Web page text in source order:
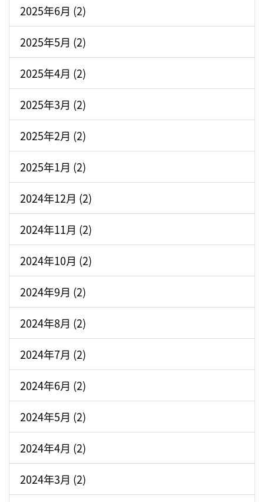
2025年6月 (2)
2025年5月 (2)
2025年4月 (2)
2025年3月 (2)
2025年2月 (2)
2025年1月 (2)
2024年12月 (2)
2024年11月 (2)
2024年10月 (2)
2024年9月 (2)
2024年8月 (2)
2024年7月 (2)
2024年6月 (2)
2024年5月 (2)
2024年4月 (2)
2024年3月 (2)